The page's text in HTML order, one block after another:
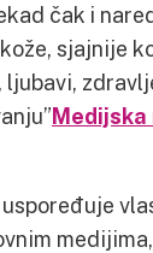
čak i
sjajnije